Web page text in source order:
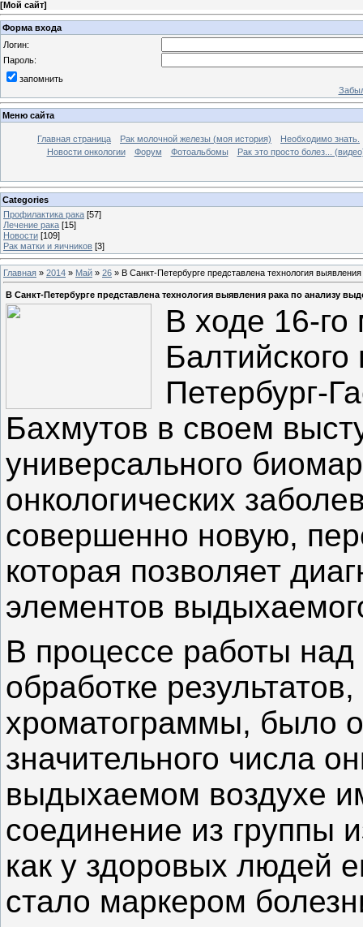
[Мой сайт]
Форма входа
Логин:
Пароль:
запомнить
Меню сайта
Главная страница Рак молочной железы (моя история)
Необходимо знать.
Новости онкологии
Форум Фотоальбомы Рак это просто болез...
Categories
Профилактика рака [57]
Лечение рака [15]
Новости [109]
Рак матки и яичников [3]
Главная » 2014 » Май » 26 » В Санкт-Петербурге представлена технология
В Санкт-Петербурге представлена технология выявления рака по анализу
В ходе 16-
Петербург-
Бахмутов в своем
универсального
онкологических
совершенно новую,
которая позволяет
элементов
В процессе работы
обработке
хроматограммы, было
значительного числа
выдыхаемом воздухе
соединение из группы
как у здоровых людей
стало маркером